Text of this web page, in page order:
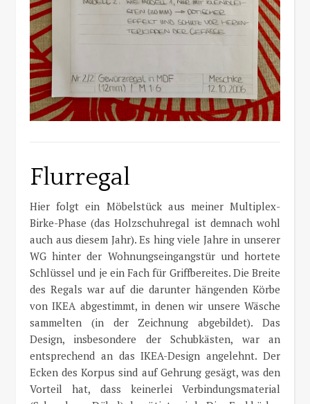
Flurregal
Hier folgt ein Möbelstück aus meiner Multiplex-
Birke-Phase (das Holzschuhregal ist demnach wohl
auch aus diesem Jahr). Es hing viele Jahre in unserer
WG hinter der Wohnungseingangstür und hortete
Schlüssel und je ein Fach für Griffbereites. Die Breite
des Regals war auf die darunter hängenden Körbe
von IKEA abgestimmt, in denen wir unsere Wäsche
sammelten (in der Zeichnung abgebildet). Das
Design, insbesondere der Schubkästen, war an
entsprechend an das IKEA-Design angelehnt. Der
Ecken des Korpus sind auf Gehrung gesägt, was den
Vorteil hat, dass keinerlei Verbindungsmaterial